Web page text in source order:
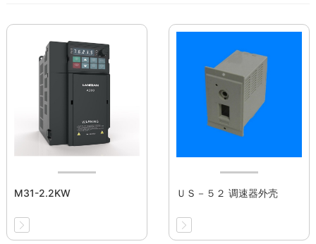
M31-2.2KW ＵＳ－５２ 调速器外壳